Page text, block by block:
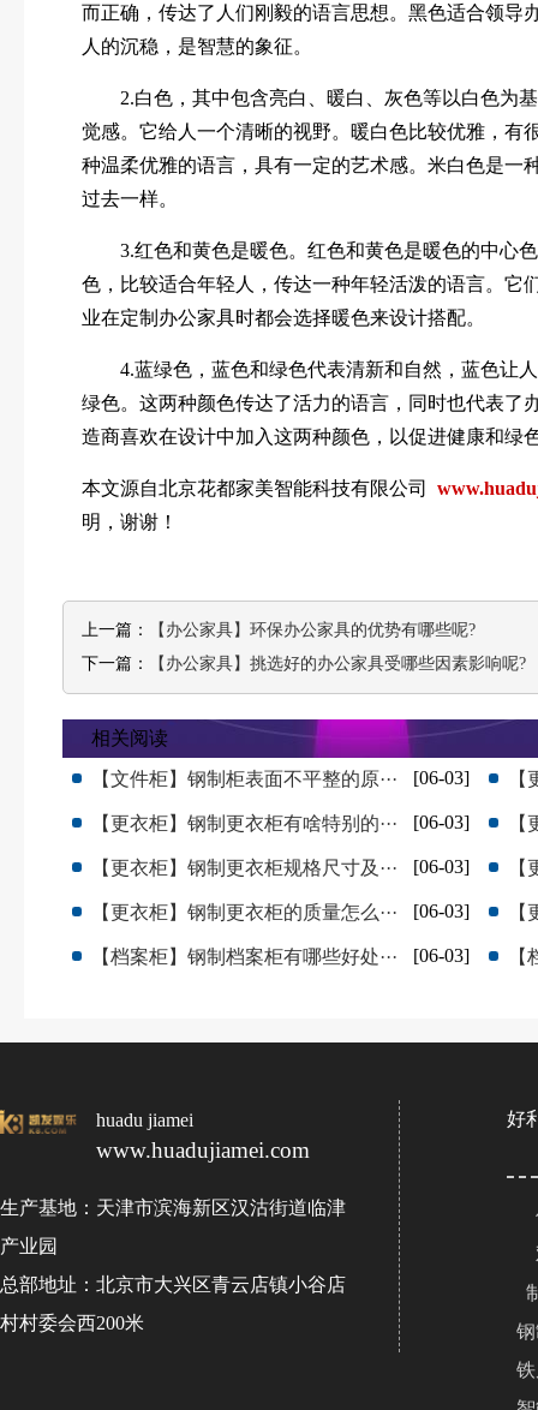
而正确，传达了人们刚毅的语言思想。黑色适合领导
人的沉稳，是智慧的象征。
2.白色，其中包含亮白、暖白、灰色等以白色为基
觉感。它给人一个清晰的视野。暖白色比较优雅，有
种温柔优雅的语言，具有一定的艺术感。米白色是一
过去一样。
3.红色和黄色是暖色。红色和黄色是暖色的中心色
色，比较适合年轻人，传达一种年轻活泼的语言。它
业在定制办公家具时都会选择暖色来设计搭配。
4.蓝绿色，蓝色和绿色代表清新和自然，蓝色让人
绿色。这两种颜色传达了活力的语言，同时也代表了
造商喜欢在设计中加入这两种颜色，以促进健康和绿
本文源自北京花都家美智能科技有限公司
明，谢谢！
上一篇：
【办公家具】环保办公家具的优势有哪些呢?
下一篇：
【办公家具】挑选好的办公家具受哪些因素影响呢?
相关阅读
【文件柜】钢制柜表面不平整的原···
[06-03]
【更衣柜】钢制更衣柜有啥特别的··· [06-03]
【更衣柜】钢制更衣柜规格尺寸及··· [06-03]
【更衣柜】钢制更衣柜的质量怎么··· [06-03]
【档案柜】钢制档案柜有哪些好处··· [06-03]
huadu jiamei
www.huadujiamei.com
生产基地：天津市滨海新区汉沽街道临津
产业园
总部地址：北京市大兴区青云店镇小谷店
村村委会西200米
好